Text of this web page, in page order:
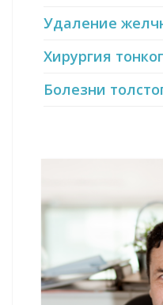
Удаление
Хирургия
Болезни